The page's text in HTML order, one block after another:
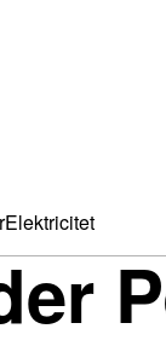
Elektricitet